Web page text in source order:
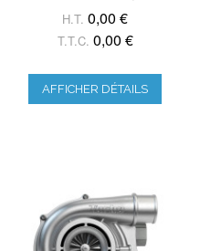
H.T. 0,00 €
T.T.C. 0,00 €
AFFICHER DÉTAILS